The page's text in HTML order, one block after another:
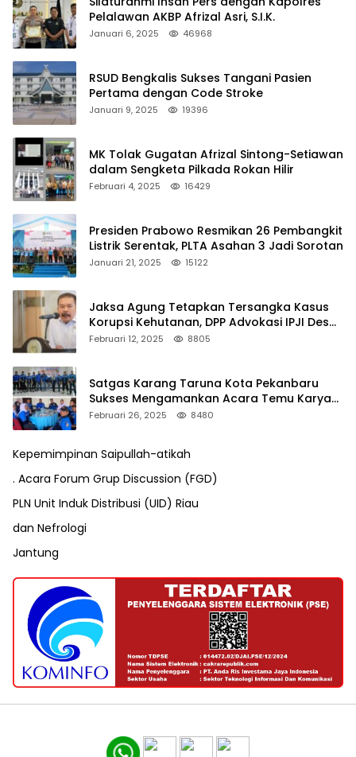
Pelalawan AKBP Afrizal Asri, S.I.K.
Januari 6, 2025 46968
RSUD Bengkalis Sukses Tangani Pasien
Pertama dengan Code Stroke
Januari 9, 2025 19396
MK Tolak Gugatan Afrizal Sintong-Setiawan
dalam Sengketa Pilkada Rokan Hilir
Februari 4, 2025 16429
Presiden Prabowo Resmikan 26 Pembangkit
Listrik Serentak, PLTA Asahan 3 Jadi Sorotan
Januari 21, 2025 15122
Jaksa Agung Tetapkan Tersangka Kasus
Korupsi Kehutanan, DPP Advokasi IPJI Desak
Pengusutan Pajak RAPP
Februari 12, 2025 8805
Satgas Karang Taruna Kota Pekanbaru
Sukses Mengamankan Acara Temu Karya
VII Karang Taruna Pekanbaru
Februari 26, 2025 8480
Kepemimpinan Saipullah-atikah
. Acara Forum Grup Discussion (FGD)
PLN Unit Induk Distribusi (UID) Riau
dan Nefrologi
Jantung